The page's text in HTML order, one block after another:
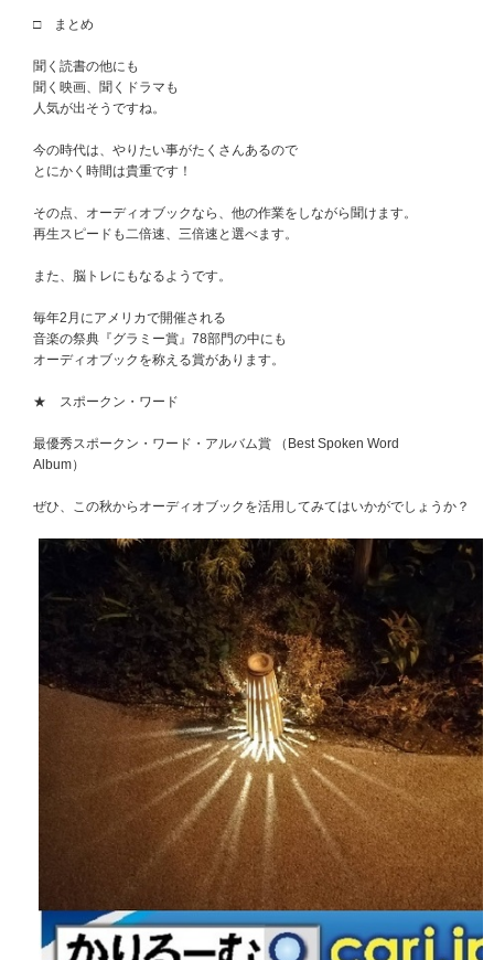
□ まとめ
聞く読書の他にも
聞く映画、聞くドラマも
人気が出そうですね。
今の時代は、やりたい事がたくさんあるので
とにかく時間は貴重です！
その点、オーディオブックなら、他の作業をしながら聞けます。
再生スピードも二倍速、三倍速と選べます。
また、脳トレにもなるようです。
毎年2月にアメリカで開催される
音楽の祭典『グラミー賞』78部門の中にも
オーディオブックを称える賞があります。
★ スポークン・ワード
最優秀スポークン・ワード・アルバム賞 （Best Spoken Word
Album）
ぜひ、この秋からオーディオブックを活用してみてはいかがでしょうか？